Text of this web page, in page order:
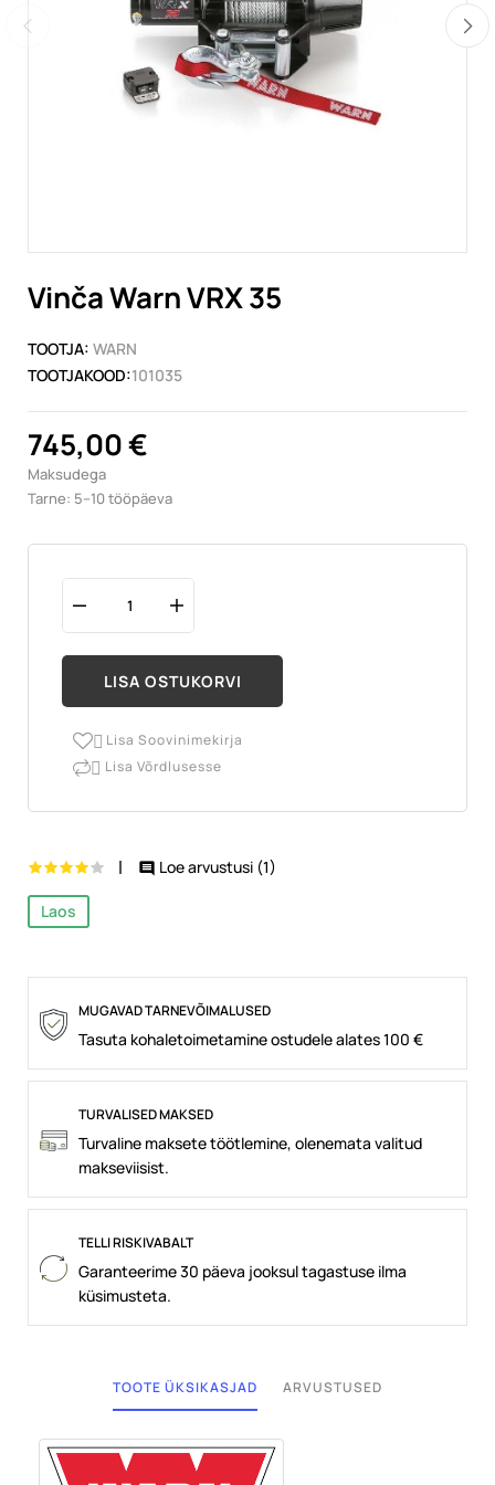
Vinča Warn VRX 35
TOOTJA: WARN
TOOTJAKOOD:101035
745,00 €
Maksudega
Tarne: 5–10 tööpäeva
LISA OSTUKORVI
 Lisa Soovinimekirja
 Lisa Võrdlusesse
 Loe arvustusi (1)
Laos
MUGAVAD TARNEVÕIMALUSED
Tasuta kohaletoimetamine ostudele alates 100 €
TURVALISED MAKSED
Turvaline maksete töötlemine, olenemata valitud
makseviisist.
TELLI RISKIVABALT
Garanteerime 30 päeva jooksul tagastuse ilma
küsimusteta.
TOOTE ÜKSIKASJAD ARVUSTUSED